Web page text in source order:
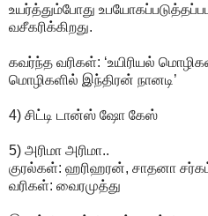
உயர்த்தும்போது
வசீகரிக்கிறது.
கவர்ந்த வரிகள்: ‘உயிரியல்
மொழிகளில் இந்திரன் நானடி’
4) சிட்டி டான்ஸ் ஷோ கேஸ்
5) அரிமா அரிமா..
குரல்கள்: ஹரிஹரன், சாதனா
வரிகள்: வைரமுத்து